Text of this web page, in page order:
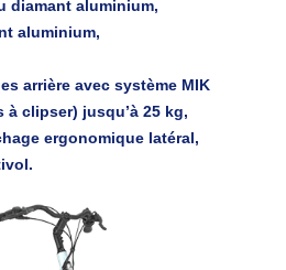
diamant aluminium,
aluminium,
arrière avec système MIK
à clipser) jusqu’à 25 kg,
ergonomique latéral,